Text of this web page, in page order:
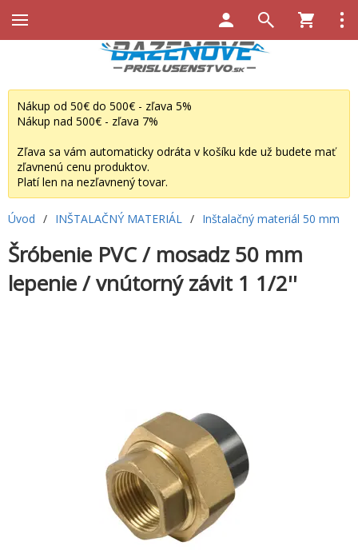
Nákup od 50€ do 500€ - zľava 5%
Nákup nad 500€ - zľava 7%
Zľava sa vám automaticky odráta v košíku kde už budete mať
zľavnenú cenu produktov.
Platí len na nezľavnený tovar.
Úvod / INŠTALAČNÝ MATERIÁL / Inštalačný materiál 50 mm
Šróbenie PVC / mosadz 50 mm
lepenie / vnútorný závit 1 1/2''